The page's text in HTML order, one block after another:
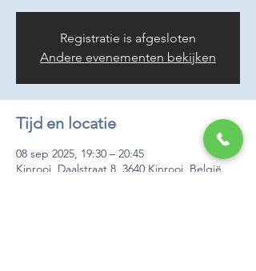
Registratie is afgesloten
Andere evenementen bekijken
Tijd en locatie
08 sep 2025, 19:30 – 20:45
Kinrooi, Daalstraat 8, 3640 Kinrooi, België